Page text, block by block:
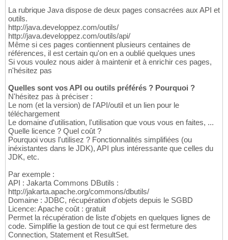
La rubrique Java dispose de deux pages consacrées aux API et
outils.
http://java.developpez.com/outils/
http://java.developpez.com/outils/api/
Même si ces pages contiennent plusieurs centaines de
références, il est certain qu'on en a oublié quelques unes
Si vous voulez nous aider à maintenir et à enrichir ces pages,
n'hésitez pas
Quelles sont vos API ou outils préférés ? Pourquoi ?
N'hésitez pas à préciser :
Le nom (et la version) de l'API/outil et un lien pour le
téléchargement
Le domaine d'utilisation, l'utilisation que vous vous en faites, ...
Quelle licence ? Quel coût ?
Pourquoi vous l'utilisez ? Fonctionnalités simplifiées (ou
inéxistantes dans le JDK), API plus intéressante que celles du
JDK, etc.
Par exemple :
API : Jakarta Commons DButils :
http://jakarta.apache.org/commons/dbutils/
Domaine : JDBC, récupération d'objets depuis le SGBD
Licence: Apache coût : gratuit
Permet la récupération de liste d'objets en quelques lignes de
code. Simplifie la gestion de tout ce qui est fermeture des
Connection, Statement et ResultSet.